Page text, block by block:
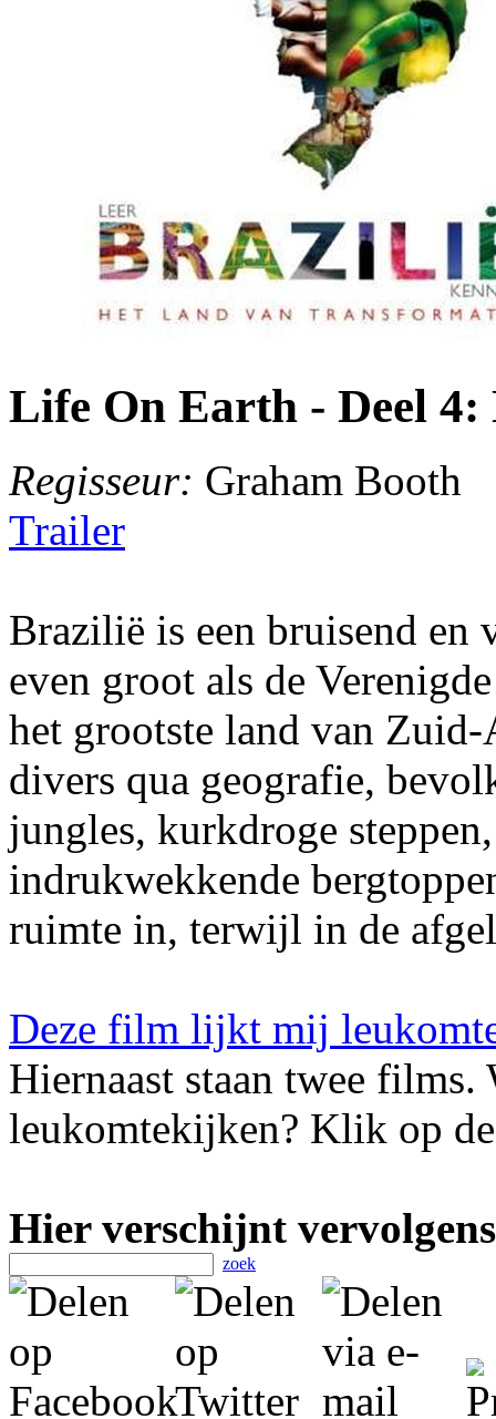
Life On Earth - Deel 4:
Regisseur: Graham Booth
Trailer
Brazilië is een bruisend en
even groot als de
het grootste land van
divers qua geografie,
jungles, kurkdroge
indrukwekkende
ruimte in, terwijl in de
Deze film lijkt mij
Hiernaast staan twee
leukomtekijken? Klik op
Hier verschijnt
zoek